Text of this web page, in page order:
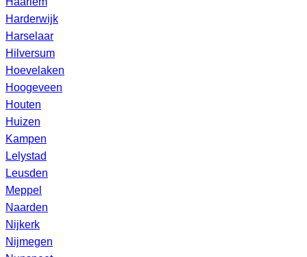
Harderwijk
Harselaar
Hilversum
Hoevelaken
Hoogeveen
Houten
Huizen
Kampen
Lelystad
Leusden
Meppel
Naarden
Nijkerk
Nijmegen